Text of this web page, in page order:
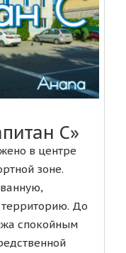
С»
в центре
зоне.
До
спокойным